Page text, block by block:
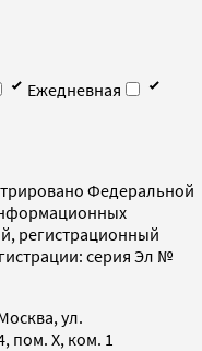
Ежедневная
Федеральной
регистрационный
серия Эл №
ул.
пом. X, ком. 1